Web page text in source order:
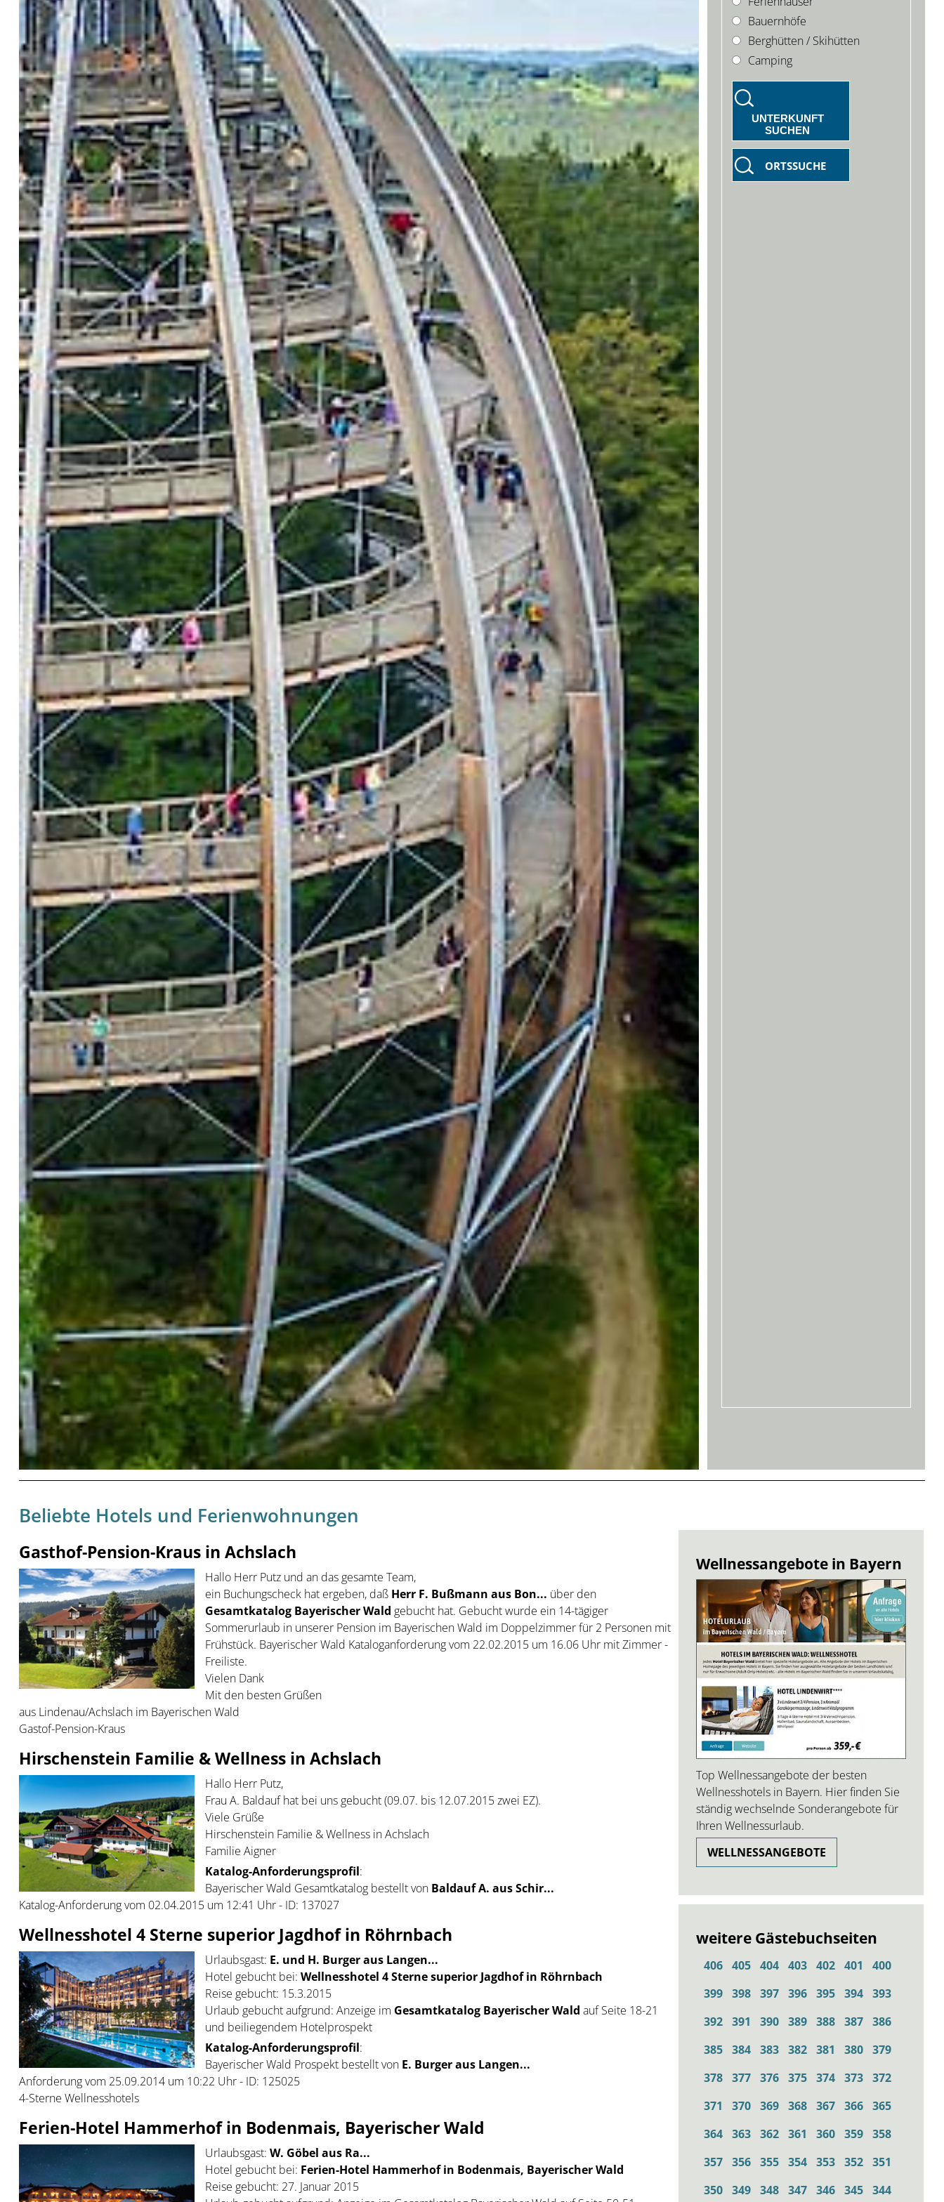
Bauernhöfe
Berghütten / Skihütten
Camping
UNTERKUNFT
SUCHEN
ORTSSUCHE
Beliebte Hotels und Ferienwohnungen
Gasthof-Pension-Kraus in Achslach
Hallo Herr Putz und an das gesamte Team,
ein Buchungscheck hat ergeben, daß Herr F. Bußmann aus Bon... über den
Gesamtkatalog Bayerischer Wald gebucht hat. Gebucht wurde ein 14-tägiger
Sommerurlaub in unserer Pension im Bayerischen Wald im Doppelzimmer für 2 Personen mit
Frühstück. Bayerischer Wald Kataloganforderung vom 22.02.2015 um 16.06 Uhr mit Zimmer -
Freiliste.
Vielen Dank
Mit den besten Grüßen
aus Lindenau/Achslach im Bayerischen Wald
Gastof-Pension-Kraus
Hirschenstein Familie & Wellness in Achslach
Hallo Herr Putz,
Frau A. Baldauf hat bei uns gebucht (09.07. bis 12.07.2015 zwei EZ).
Viele Grüße
Hirschenstein Familie & Wellness in Achslach
Familie Aigner
Katalog-Anforderungsprofil:
Bayerischer Wald Gesamtkatalog bestellt von Baldauf A. aus Schir...
Katalog-Anforderung vom 02.04.2015 um 12:41 Uhr - ID: 137027
Wellnesshotel 4 Sterne superior Jagdhof in Röhrnbach
Urlaubsgast: E. und H. Burger aus Langen...
Hotel gebucht bei: Wellnesshotel 4 Sterne superior Jagdhof in Röhrnbach
Reise gebucht: 15.3.2015
Urlaub gebucht aufgrund: Anzeige im Gesamtkatalog Bayerischer Wald auf Seite 18-21
und beiliegendem Hotelprospekt
Katalog-Anforderungsprofil:
Bayerischer Wald Prospekt bestellt von E. Burger aus Langen...
Anforderung vom 25.09.2014 um 10:22 Uhr - ID: 125025
4-Sterne Wellnesshotels
Ferien-Hotel Hammerhof in Bodenmais, Bayerischer Wald
Urlaubsgast: W. Göbel aus Ra...
Hotel gebucht bei: Ferien-Hotel Hammerhof in Bodenmais, Bayerischer Wald
Reise gebucht: 27. Januar 2015
Wellnessangebote in Bayern
Top Wellnessangebote der besten
Wellnesshotels in Bayern. Hier finden Sie
ständig wechselnde Sonderangebote für
Ihren Wellnessurlaub.
WELLNESSANGEBOTE
weitere Gästebuchseiten
406 405 404 403 402 401
400
399 398 397 396 395 394 393
392 391 390 389 388 387 386
385 384 383 382 381 380 379
378 377 376 375 374 373 372
371
370 369 368 367 366 365
364 363 362 361 360 359 358
357 356 355 354 353 352 351
350 349 348 347 346 345 344